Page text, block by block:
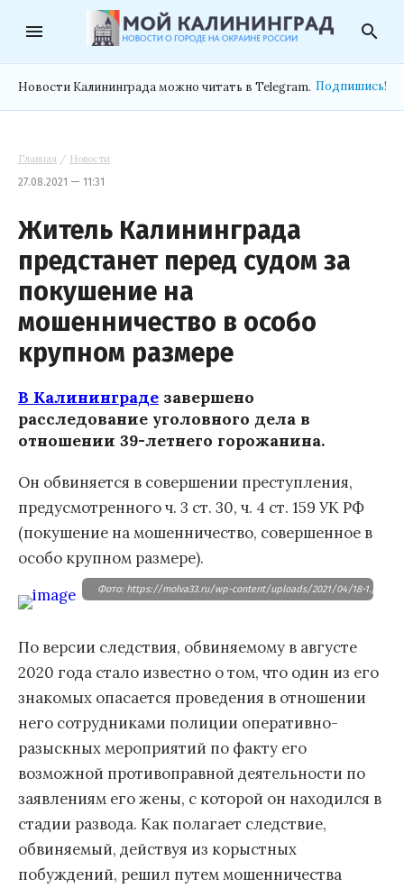
menu search
Новости Калининграда можно читать в Telegram. Подпишись!
Главная / Новости
27.08.2021 — 11:31
Житель Калининграда
предстанет перед судом за
покушение на
мошенничество в особо
крупном размере
В Калининграде завершено
расследование уголовного дела в
отношении 39-летнего горожанина.
Он обвиняется в совершении преступления,
предусмотренного ч. 3 ст. 30, ч. 4 ст. 159 УК РФ
(покушение на мошенничество, совершенное в
особо крупном размере).
Фото: https://molva33.ru/wp-content/uploads/2021/04/18-1.jpg
По версии следствия, обвиняемому в августе
2020 года стало известно о том, что один из его
знакомых опасается проведения в отношении
него сотрудниками полиции оперативно-
разыскных мероприятий по факту его
возможной противоправной деятельности по
заявлениям его жены, с которой он находился в
стадии развода. Как полагает следствие,
обвиняемый, действуя из корыстных
побуждений, решил путем мошенничества